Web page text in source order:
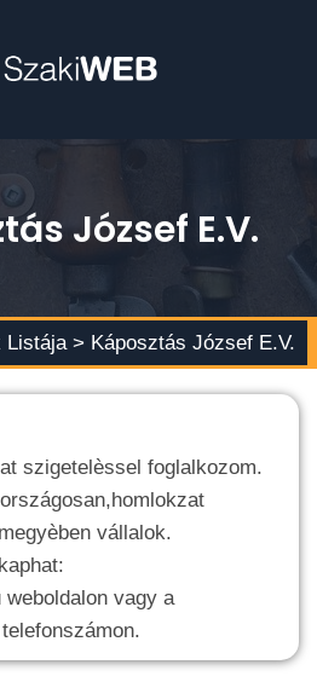
József E.V.
Listája > Káposztás József E.V.
szigetelèssel foglalkozom.
vállalok.
vagy a